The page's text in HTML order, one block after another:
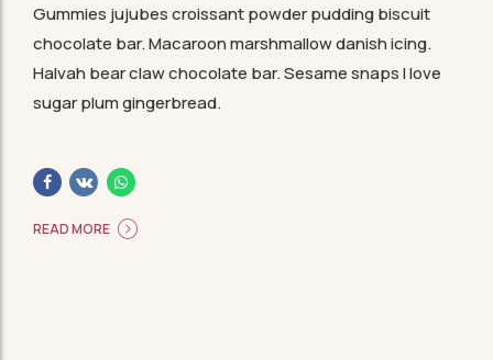
Gummies jujubes croissant powder pudding biscuit
chocolate bar. Macaroon marshmallow danish icing.
Halvah bear claw chocolate bar. Sesame snaps I love
sugar plum gingerbread.
READ MORE